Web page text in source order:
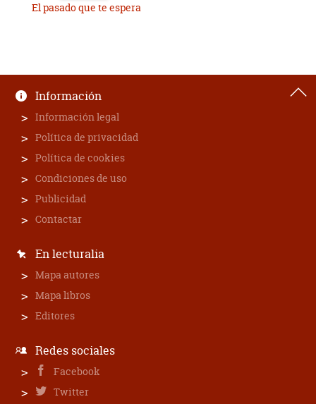
El pasado que te espera
Información
Información legal
Política de privacidad
Política de cookies
Condiciones de uso
Publicidad
Contactar
En lecturalia
Mapa autores
Mapa libros
Editores
Redes sociales
Facebook
Twitter